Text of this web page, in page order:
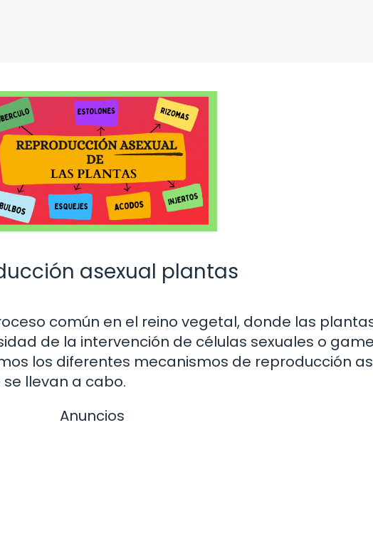
asexual plantas
común en el reino vegetal, donde las
de la intervención de células sexuales o
los diferentes mecanismos de reproducción
llevan a cabo.
Anuncios